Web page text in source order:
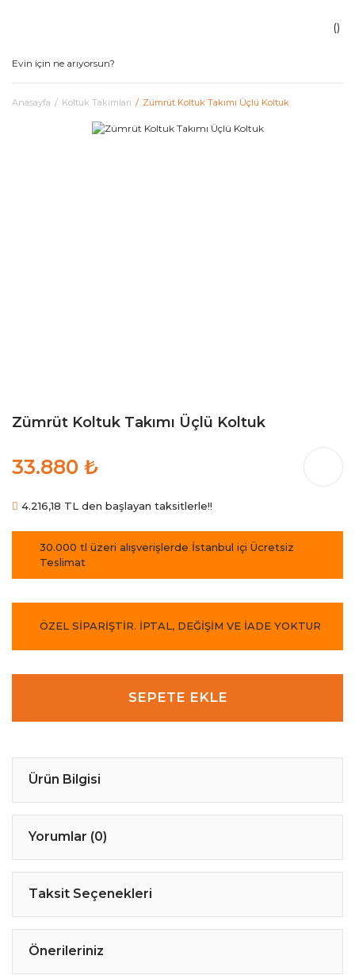
Anasayfa Koltuk Takımları Zümrüt Koltuk Takımı Üçlü Koltuk
Zümrüt Koltuk Takımı Üçlü Koltuk
33.880 ₺
4.216,18 TL den başlayan taksitlerle!!
30.000 tl üzeri alışverişlerde İstanbul içi Ücretsiz
Teslimat
ÖZEL SİPARİŞTİR. İPTAL, DEĞİŞİM VE İADE YOKTUR
SEPETE EKLE
Ürün Bilgisi
Yorumlar (0)
Taksit Seçenekleri
Önerileriniz